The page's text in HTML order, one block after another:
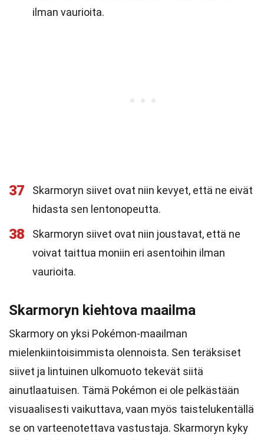
ilman vaurioita.
37
Skarmoryn siivet ovat niin kevyet, että ne eivät
hidasta sen lentonopeutta.
38
Skarmoryn siivet ovat niin joustavat, että ne
voivat taittua moniin eri asentoihin ilman
vaurioita.
Skarmoryn kiehtova maailma
Skarmory on yksi Pokémon-maailman
mielenkiintoisimmista olennoista. Sen teräksiset
siivet ja lintuinen ulkomuoto tekevät siitä
ainutlaatuisen. Tämä Pokémon ei ole pelkästään
visuaalisesti vaikuttava, vaan myös taistelukentällä
se on varteenotettava vastustaja. Skarmoryn kyky